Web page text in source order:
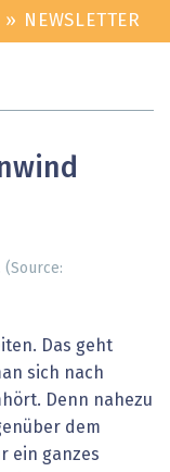
» NEWSLETTER
(Source:
Das geht
sich nach
Denn nahezu
dem
ein ganzes